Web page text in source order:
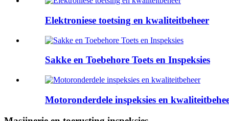
Elektroniese toetsing en kwaliteitbeheer
Sakke en Toebehore Toets en Inspeksies
Motoronderdele inspeksies en